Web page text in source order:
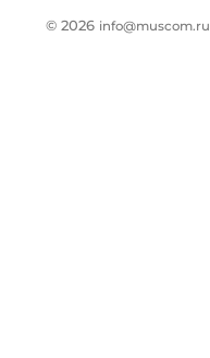
© 2026 info@muscom.ru